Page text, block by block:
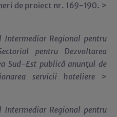
de proiect nr. 169-190. >
Intermediar Regional pentru
pentru Dezvoltarea
Sud-Est publică anunţul de
ionarea servicii hoteliere >
Intermediar Regional pentru